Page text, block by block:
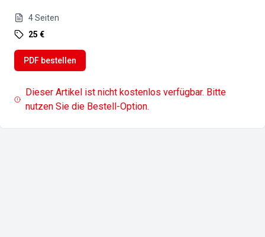
4Seiten
25 €
PDF bestellen
Dieser Artikel ist nicht kostenlos verfügbar. Bitte
nutzen Sie die Bestell-Option.